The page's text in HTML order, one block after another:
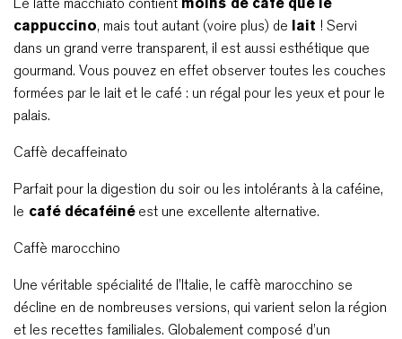
cappuccino, mais tout autant (voire plus) de lait ! Servi
dans un grand verre transparent, il est aussi esthétique que
gourmand. Vous pouvez en effet observer toutes les couches
formées par le lait et le café : un régal pour les yeux et pour le
palais.
Caffè decaffeinato
Parfait pour la digestion du soir ou les intolérants à la caféine,
le café décaféinéest une excellente alternative.
Caffè marocchino
Une véritable spécialité de l’Italie, le caffè marocchino se
décline en de nombreuses versions, qui varient selon la région
et les recettes familiales. Globalement composé d’un